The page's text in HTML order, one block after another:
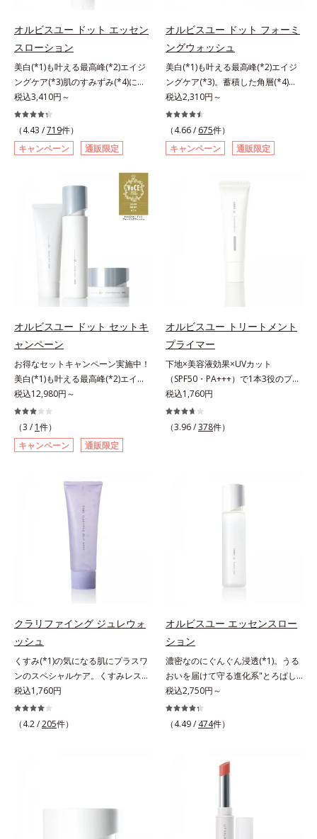
メマツヨイグサ抽出液、スイカズラ
エキス配合＝角層のすみずみまで水
分・油分を保ち、ハリ・ツヤを与え
る保湿成分*10 気持ちのことアレ
ルギーテスト済＝全ての方にアレル
ギーが起こらないということではあ
りません。
による*6 キメの乱れによる＜使用
量目安＞適量＜使用ステップ＞オル
ビス ザ クレンジング オイル ⇒
洗顔料 ⇒ 化粧水 ⇒ 保湿液
※W洗顔が必要です＜使用方法＞1.
適量（2プッシュ程度）をとり、手
のひら全体にさっと広げます。2.肌
の上で軽くらせんを描くように、メ
イクとよくなじませます。※落ちに
にとり、メイクとしっかりなじませ
てください。3.メイクとなじんだ
ら、水またはぬるま湯でよく洗い流
チノール配合＝保湿成分*2 パルミ
トイルトリペプチド－5配合＝保湿
成分*3 ラウロイルグルタミン酸ジ
（フィトステリル/オクチルドデシ
ル）配合＝保湿成分*4 角層まで
シリーズは美容成分(*7)として
「G.D.F.アクティベーター(*8)」を
配合。そして、従来から配合してい
る美白(*1)有効成分「トラネキサム
酸」を配合しました。さらに、シリ
ーズ共通の美容成分「GLルートブ
ースター(*9)」を配合することで、
肌のふっくら感や透明感を叶えま
す。美白ケアしながら多角的なエイ
ジングケアが叶うシリーズに。3ス
感を。効果的なシナジー設計で、あ
なたのエイジングケアを応援しま
す。*1 メラニンの生成を抑え、シ
ミ・ソバカスを防ぐ（ウォッシュを
乾燥による*7 保湿成分*8 ロニ
セラカエルレア果汁、ノバラエキス
配合＝うるおいを与えハリと透明感
に満ちた肌へ導く保湿成分*9 メマ
ツヨイグサ抽出液、スイカズラエキ
ス配合＝角層のすみずみまで水分・
油分を保ち、ハリ・ツヤを与える保
湿成分*10 気持ちのこと
オルビスユー ドット エッセン
スローション
美白(*1)も叶える最高峰(*2)エイジ
ングケア(*3)肌のすみずみ(*4)にし
みわたるうるおい充満ローション。
ハリも透明感(*5)も結果主義。年齢
サイン(*6)の因子に着目した肌科学
エイジングケア(*3)シリーズ。オル
ビスユー ドットシリーズは、年齢
による肌悩み一つ一つを対処するの
ではなく、肌で起きていることの根
本原因に着目。加齢とともに現れる
年齢サインについて研究を進めたと
リのなさ」や、くすみ(*7)などが現
れている状態である「透明感のな
さ」が、大人の肌印象に大きな影響
を与えていることがわかりました。
そこでオルビスユー ドットシリー
ズは美容成分(*8)として「G.D.F.ア
クティベーター(*9)」を配合。そし
て、従来から配合している美白(*1)
有効成分「トラネキサム酸」を配合
しました。さらに、シリーズ共通の
美容成分「GLルートブースター
(*10)」を配合することで、肌のふ
っくら感や透明感を叶えます。美白
ケアしながら多角的なエイジングケ
アが叶うシリーズに。3ステップで
果的なシナジー設計で、あなたのエ
イジングケアを応援します。*1 メ
ラニンの生成を抑え、シミ・ソバカ
スを防ぐ（ウォッシュを除く）*2
オルビス内スキンケアシリーズの保
と*4 角層まで*5 うるおいによ
る*6 乾燥、ハリ・ツヤのなさ
*7 乾燥による*8 保湿成分*9
ロニセラカエルレア果汁、ノバラエ
キス配合＝うるおいを与えハリと透
明感に満ちた肌へ導く保湿成分
*10 メマツヨイグサ抽出液、スイ
カズラエキス配合＝角層のすみずみ
まで水分・油分を保ち、ハリ・ツヤ
を与える保湿成分*11 気持ちのこ
と
税込3,410円～
（4.43 /719件）
キャンペーン
通販限定
オルビスユー ドット フォーミ
ングウォッシュ
美白(*1)も叶える最高峰(*2)エイジ
ングケア(*3)。蓄積した角層(*4)を
絡めとりくすみ(*5)を晴らす高密着
マイルドピーリング(*6)洗顔料。ハ
リも透明感(*7)も結果主義。年齢サ
イン(*8)の因子に着目した肌科学エ
イジングケア(*3)シリーズ。オルビ
よる肌悩み一つ一つを対処するので
はなく、肌で起きていることの根本
原因に着目。加齢とともに現れる年
齢サインについて研究を進めたとこ
えていることがわかりました。そこ
でオルビスユー ドットシリーズは
美容成分(*9)として「G.D.F.アクテ
ィベーター(*10)」を配合。そし
て、従来から配合している美白(*1)
有効成分「トラネキサム酸」を配合
しました。さらに、シリーズ共通の
美容成分「GLルートブースター
(*11)」を配合することで、肌のふ
上向き(*12)のハリと透明感を。効
イジングケアを応援します。*1 メ
オルビス内スキンケアシリーズの保
湿力*3 年齢に応じたお手入れのこ
と*4 剥がれずに肌に蓄積した古い
る物理的効果*7 うるおいによる
*8 乾燥、ハリ・ツヤのなさ*9
保湿成分*10 ロニセラカエルレア
果汁、ノバラエキス配合＝うるおい
を与えハリと透明感に満ちた肌へ導
く保湿成分*11 メマツヨイグサ抽
出液、スイカズラエキス配合＝角層
のすみずみまで水分・油分を保ち、
税込2,310円～
（4.66 / 675件）
キャンペーン
通販限定
オルビスユー ドット セットキ
ャンペーン
お得なセットキャンペーン実施中！
美白(*1)も叶える最高峰(*2)エイジ
ングケア(*3)。ハリも透明感(*4)も
結果主義。年齢サイン(*5)の因子に
着目した肌科学エイジングケア(*3)
シリーズ。オルビスユー ドットシ
リーズは、年齢による肌悩み一つ一
ていることの根本原因に着目。加齢
とともに現れる年齢サイン(*5)につ
いて研究を進めたところ、弾力感の
ない状態である「ハリのなさ」や、
くすみ(*6)などが現れている状態で
で大人の肌印象に大きな影響を与え
ていることが分かりました。そこで
オルビスユー ドットシリーズは美
容成分(*7)として「G.D.F.アクティ
ベーター(*8)」を配合。そして、従
来から配合している美白有効成分
「トラネキサム酸」を配合しまし
た。さらに、シリーズ共通の美容成
分(*7)「GLルートブースター(*9)」
を配合することで、肌のふっくら感
や透明感を叶えます。美白ケアしな
の生成を抑え、シミ・ソバカスを防
税込12,980円～
（3 / 1件）
キャンペーン
通販限定
オルビスユー トリートメント
プライマー
下地×美容液効果×UVカット
（SPF50・PA+++）で1本3役のプラ
イマー。凹凸をつるんとなめらかに
(*1)整え、化粧ノリUPの高機能化粧
下地。“塗るたび高まる、素肌の美
る高機能化粧下地毛穴や小ジワの凹
ンケア発想の化粧下地です。保湿成
クリームのようにぴたっと密着。乾
燥による小ジワを目立たなく(*1)
し、つるんとしたハリ肌に仕上げま
と光を拡散させ、メイク×スキンケ
アのW効果で軽やかな美肌を印象づ
けます。紫外線吸収剤フリーなのに
高SPF値、さらにスキンプロテクト
複合成分(*3)が、ブルーライト、紫
外線、大気中の微粒子汚れなどの外
的ダメージから肌表面をガードしま
す。【カバー効果】保湿性凹凸カバ
すい肌にうるおいを届けながら、光
拡散効果で乾燥小ジワや毛穴もカバ
脂選択テカリ防止成分(*5)テカリの
主成分を選択的に吸収し、うるおい
税込1,760円
（3.96 /378件）
クラリファイング ジュレウォ
ッシュ
くすみ(*1)の気になる肌にプラスワ
ンのスペシャルケア。くすみレスの
輝くような素肌へ。肌表面の余分な
角層を落として、くすみ(*1)レスな
輝くような素肌へ整える(*2)スペシ
しく取り去ります。さらに注目した
税込1,760円
（4.2 /205件）
オルビスユー エッセンスロー
ション
濃密なのにぐんぐん浸透(*1)。うる
おいを届けて守る進化系"とろぱし
ゃ"ローション。7000種を超える成
分から厳選し、「うるおいの質
(*1)」に着目した初期エイジングケ
ーチする初期エイジングケアシリー
ズです。「うるおいの質」に着目
に満ちた美しい肌へと導きます。ポ
ーラ・オルビスグループ独自の肌荒
税込2,750円～
（4.49 / 474件）